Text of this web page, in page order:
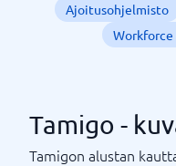
Ajoitusohjelmisto
Workforce
Tamigo -
Tamigon alustan